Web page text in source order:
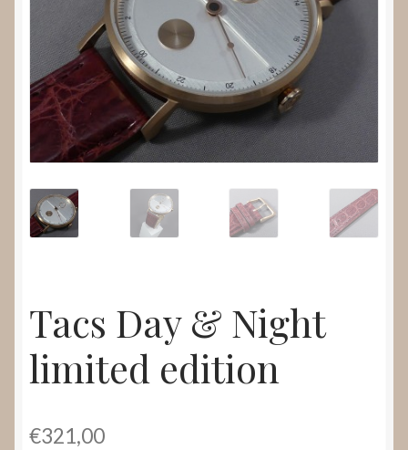
Video’s
Submenu
uitvouwen
Tacs Day & Night
limited edition
€321,00